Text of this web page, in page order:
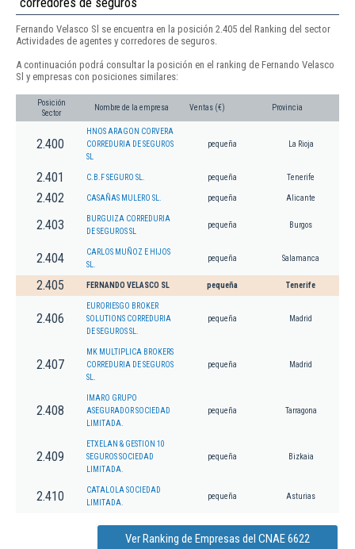
Fernando Velasco Sl se encuentra en la posición 2.405 del Ranking del sector
Actividades de agentes y corredores de seguros.
A continuación podrá consultar la posición en el ranking de Fernando Velasco
Sl y empresas con posiciones similares:
Posición
Sector
Nombre de la empresa Ventas (€) Provincia
2.400
HNOS ARAGON CORVERA
CORREDURIA DE SEGUROS
SL
pequeña La Rioja
2.401 C.B.F SEGURO SL. pequeña Tenerife
2.402 CASAÑAS MULERO SL. pequeña Alicante
2.403
BURGUIZA CORREDURIA
DE SEGUROS SL
pequeña Burgos
2.404
CARLOS MUÑOZ E HIJOS
SL.
pequeña Salamanca
2.405 FERNANDO VELASCO SL pequeña Tenerife
2.406
EURORIESGO BROKER
SOLUTIONS CORREDURIA
DE SEGUROS SL.
pequeña Madrid
2.407
MK MULTIPLICA BROKERS
CORREDURIA DE SEGUROS
SL.
pequeña Madrid
2.408
IMARO GRUPO
ASEGURADOR SOCIEDAD
LIMITADA.
pequeña Tarragona
2.409
ETXELAN & GESTION 10
SEGUROS SOCIEDAD
LIMITADA.
pequeña Bizkaia
2.410
CATALOLA SOCIEDAD
LIMITADA.
pequeña Asturias
Ver Ranking de Empresas del CNAE 6622